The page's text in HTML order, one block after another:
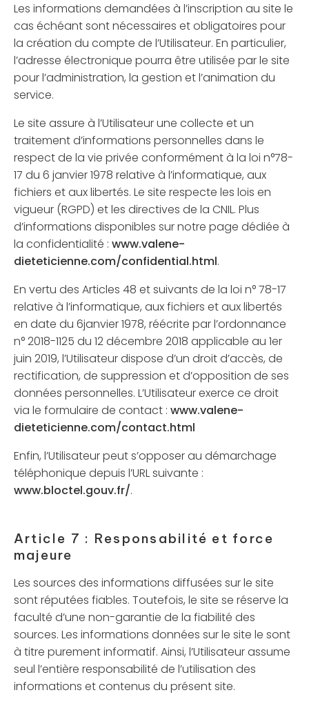
Les informations demandées à l’inscription au site le
cas échéant sont nécessaires et obligatoires pour
la création du compte de l’Utilisateur. En particulier,
l’adresse électronique pourra être utilisée par le site
pour l’administration, la gestion et l’animation du
service.
Le site assure à l’Utilisateur une collecte et un
traitement d’informations personnelles dans le
respect de la vie privée conformément à la loi n°78-
17 du 6 janvier 1978 relative à l’informatique, aux
fichiers et aux libertés. Le site respecte les lois en
vigueur (RGPD) et les directives de la CNIL. Plus
d’informations disponibles sur notre page dédiée à
la confidentialité : www.valene-
dieteticienne.com/confidential.html.
En vertu des Articles 48 et suivants de la loi n° 78-17
relative à l’informatique, aux fichiers et aux libertés
en date du 6janvier 1978, réécrite par l’ordonnance
n° 2018-1125 du 12 décembre 2018 applicable au 1er
juin 2019, l’Utilisateur dispose d’un droit d’accès, de
rectification, de suppression et d’opposition de ses
données personnelles. L’Utilisateur exerce ce droit
via le formulaire de contact : www.valene-
dieteticienne.com/contact.html
Enfin, l’Utilisateur peut s’opposer au démarchage
téléphonique depuis l’URL suivante :
www.bloctel.gouv.fr/.
Article 7 : Responsabilité et force
majeure
Les sources des informations diffusées sur le site
sont réputées fiables. Toutefois, le site se réserve la
faculté d’une non-garantie de la fiabilité des
sources. Les informations données sur le site le sont
à titre purement informatif. Ainsi, l’Utilisateur assume
seul l’entière responsabilité de l’utilisation des
informations et contenus du présent site.